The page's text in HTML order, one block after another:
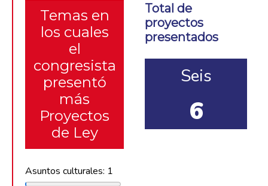
Temas en
los cuales
el
congresista
presentó
más
Proyectos
de Ley
Asuntos culturales: 1
Total de
proyectos
presentados
Seis
6